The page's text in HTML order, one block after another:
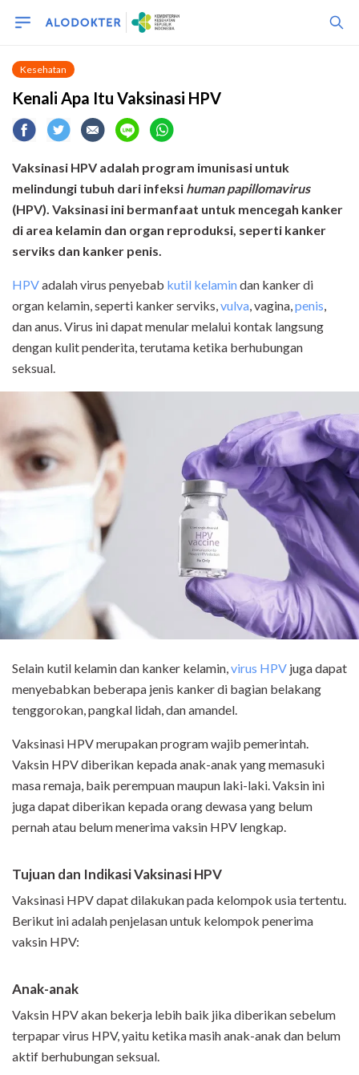
Kesehatan
Kenali Apa Itu Vaksinasi HPV
Vaksinasi HPV adalah program imunisasi untuk
melindungi tubuh dari infeksi human papillomavirus
(HPV). Vaksinasi ini bermanfaat untuk mencegah kanker
di area kelamin dan organ reproduksi, seperti kanker
serviks dan kanker penis.
HPVadalah virus penyebab kutil kelamindan kanker di
organ kelamin, seperti kanker serviks,vulva, vagina,penis,
dan anus. Virus ini dapat menular melalui kontak langsung
dengan kulit penderita, terutama ketika berhubungan
seksual.
Selain kutil kelamin dan kanker kelamin,virus HPV juga dapat
menyebabkan beberapa jenis kanker di bagian belakang
tenggorokan, pangkal lidah, dan amandel.
Vaksinasi HPV merupakan program wajib pemerintah.
Vaksin HPV diberikan kepada anak-anak yang memasuki
masa remaja, baik perempuan maupun laki-laki. Vaksin ini
juga dapat diberikan kepada orang dewasa yang belum
pernah atau belum menerima vaksin HPV lengkap.
Tujuan dan Indikasi Vaksinasi HPV
Vaksinasi HPV dapat dilakukan pada kelompok usia tertentu.
Berikut ini adalah penjelasan untuk kelompok penerima
vaksin HPV:
Anak-anak
Vaksin HPV akan bekerja lebih baik jika diberikan sebelum
terpapar virus HPV, yaitu ketika masih anak-anak dan belum
aktif berhubungan seksual.